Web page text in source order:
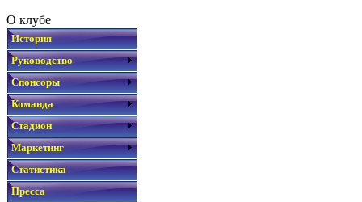
О клубе
История
Руководство
Спонсоры
Команда
Стадион
Маркетинг
Статистика
Пресса